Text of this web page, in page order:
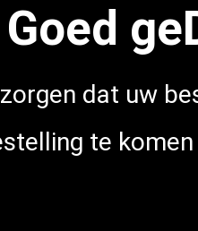
Goed
dat uw
te